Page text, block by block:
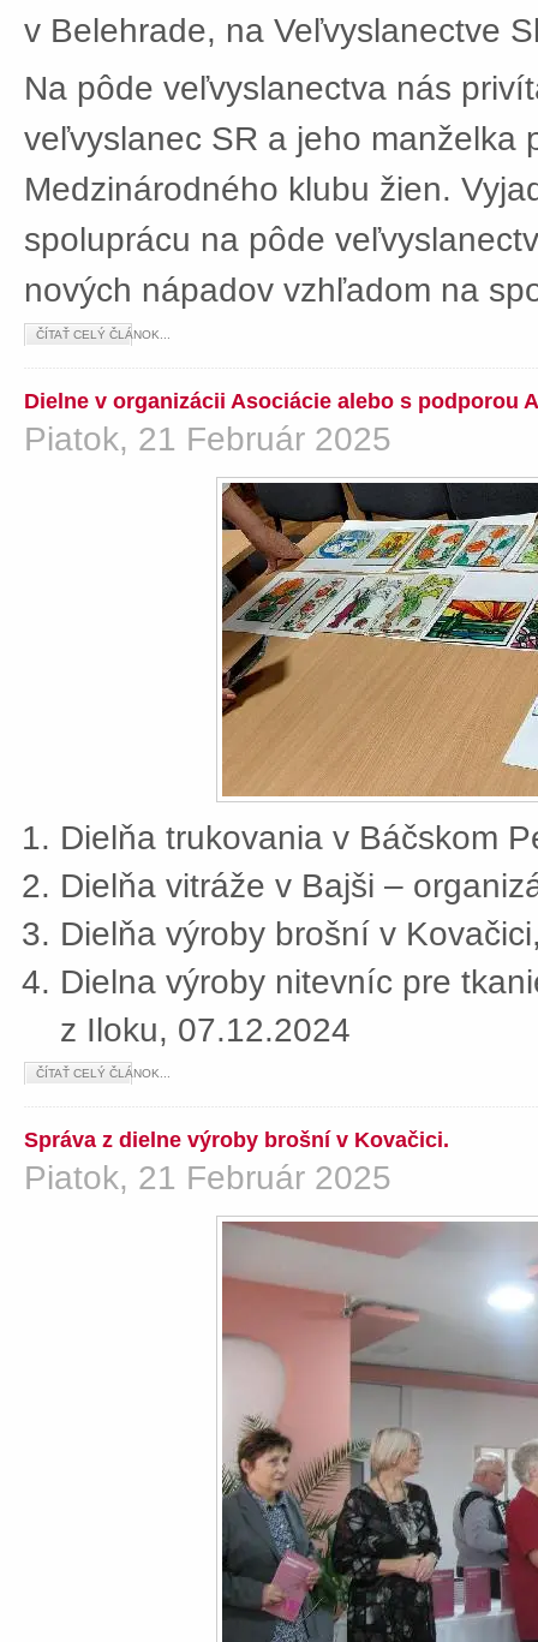
v Belehrade, na Veľvyslanectve
Na pôde veľvyslanectva nás
veľvyslanec SR a jeho manželka
Medzinárodného klubu žien.
spoluprácu na pôde
nových nápadov vzhľadom na
ČÍTAŤ CELÝ ČLÁNOK...
Dielne v organizácii Asociácie alebo s podporou
Piatok, 21 Február 2025
Dielňa trukovania v Báčskom
Dielňa vitráže v Bajši –
Dielňa výroby brošní v
Dielna výroby nitevníc pre
z Iloku, 07.12.2024
ČÍTAŤ CELÝ ČLÁNOK...
Správa z dielne výroby brošní v Kovačici.
Piatok, 21 Február 2025